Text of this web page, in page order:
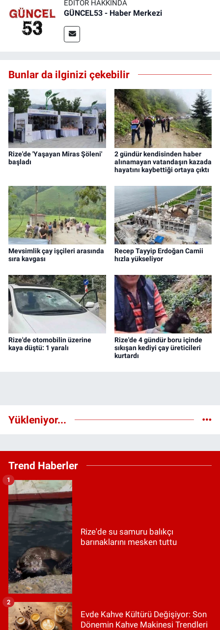
EDITÖR HAKKINDA
GÜNCEL53 - Haber Merkezi
Bunlar da ilginizi çekebilir
Rize'de 'Yaşayan Miras Şöleni'
başladı
2 gündür kendisinden haber
alınamayan vatandaşın kazada
hayatını kaybettiği ortaya çıktı
Mevsimlik çay işçileri arasında
sıra kavgası
Recep Tayyip Erdoğan Camii
hızla yükseliyor
Rize'de otomobilin üzerine
kaya düştü: 1 yaralı
Rize'de 4 gündür boru içinde
sıkışan kediyi çay üreticileri
kurtardı
Yükleniyor...
Trend Haberler
Rize'de su samuru balıkçı
barınaklarını mesken tuttu
1
Evde Kahve Kültürü Değişiyor: Son
Dönemin Kahve Makinesi Trendleri
2